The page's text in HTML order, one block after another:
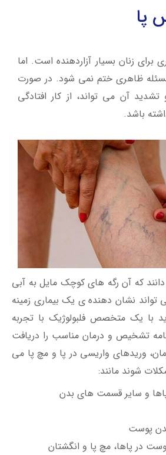
پا
زنان بسیار آزاردهنده است. اما
ظاهری ختم نمی شود. در صورت
آن می تواند، از کار افتادگی
باشد.
دانند که آن رگه های کوچک مایل به آبی
تواند نشان دهنده ی یک بیماری زمینه
با یک متخصص فلبولوژیک با تجربه
تشخیص و درمان مناسب را دریافت
وریدهای واریسی در پا و مچ پا می
شوند مانند:
و سایر قسمت های بدن
پوست
در پاها، مچ پا و انگشتان